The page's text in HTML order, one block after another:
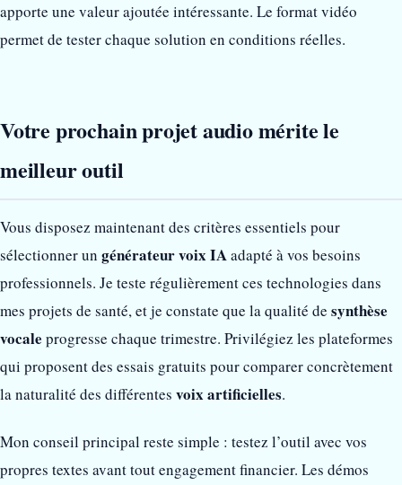
apporte une valeur ajoutée intéressante. Le format vidéo
permet de tester chaque solution en conditions réelles.
Votre prochain projet audio mérite le
meilleur outil
Vous disposez maintenant des critères essentiels pour
sélectionner un générateur voix IAadapté à vos besoins
professionnels. Je teste régulièrement ces technologies dans
mes projets de santé, et je constate que la qualité de synthèse
vocale progresse chaque trimestre. Privilégiez les plateformes
qui proposent des essais gratuits pour comparer concrètement
la naturalité des différentes voix artificielles.
Mon conseil principal reste simple : testez l’outil avec vos
propres textes avant tout engagement financier. Les démos